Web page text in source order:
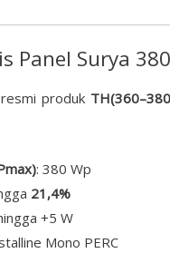
Panel Surya
produk
: 380 Wp
21,4%
+5 W
Mono PERC